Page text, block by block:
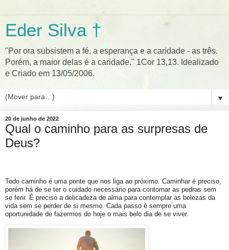
Eder Silva †
"Por ora subsistem a fé, a esperança e a caridade - as três.
Porém, a maior delas é a caridade." 1Cor 13,13. Idealizado
e Criado em 13/05/2006.
▼
20 de junho de 2022
Qual o caminho para as surpresas de
Deus?
Todo caminho é uma ponte que nos liga ao próximo. Caminhar é preciso,
porém há de se ter o cuidado necessário para contornar as pedras sem
se ferir. É preciso a delicadeza de alma para contemplar as belezas da
vida sem se perder de si mesmo. Cada passo é sempre uma
oportunidade de fazermos do hoje o mais belo dia de se viver.